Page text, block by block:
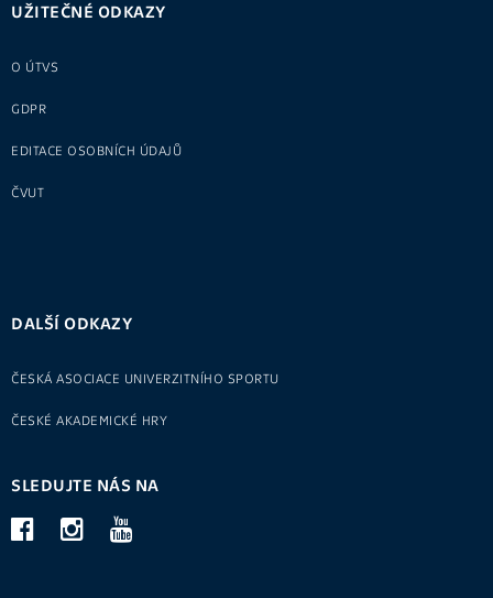
UŽITEČNÉ ODKAZY
O ÚTVS
GDPR
EDITACE OSOBNÍCH ÚDAJŮ
ČVUT
DALŠÍ ODKAZY
ČESKÁ ASOCIACE UNIVERZITNÍHO SPORTU
ČESKÉ AKADEMICKÉ HRY
SLEDUJTE NÁS NA